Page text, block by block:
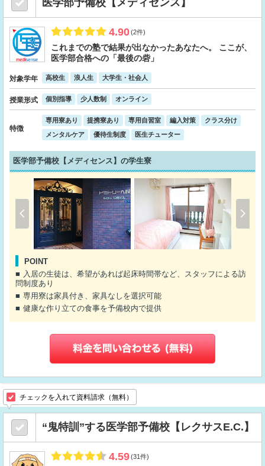
医学部予備校【メディセンス】
4.90(2件)
これまでの塾で結果が出なかったあなたへ。 ここが、
医学部合格への「最後の砦」
対象学年 高校生 浪人生 大学生・社会人
授業形式 個別指導 少人数制 オンライン
特徴
専用寮あり 提携寮あり 専用自習室 編入対策
クラス分け
メンタルケア
優待生制度 医生チューター
医学部予備校【メディセンス】の学生寮
POINT
入居の生徒は、希望があれば起床時間帯など、スタッフによる訪
問制度あり
専用寮は家具付き、家具なしを選択可能
健康な作り立ての食事を予備校内で提供
チェックを入れて資料請求（無料）
“鬼特訓”する医学部予備校【レクサスE.C.】
4.59(31件)